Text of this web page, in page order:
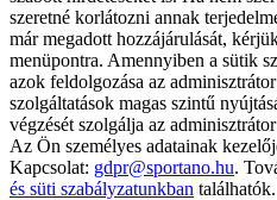
szeretné korlátozni annak
már megadott hozzájárulását,
menüpontra. Amennyiben a sütik
azok feldolgozása az
szolgáltatások magas szintű
végzését szolgálja az
Az Ön személyes adatainak
Kapcsolat: gdpr@sportano.hu.
és süti szabályzatunkban találhatók.